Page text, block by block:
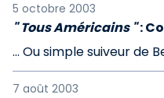
5 octobre 2003
" Tous Américains ":
... Ou simple suiveur de
7 août 2003